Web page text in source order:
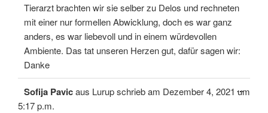
Tierarzt brachten wir sie selber zu Delos und rechneten
mit einer nur formellen Abwicklung, doch es war ganz
anders, es war liebevoll und in einem würdevollen
Ambiente. Das tat unseren Herzen gut, dafür sagen wir:
Danke
Sofija Pavicaus Lurupschrieb am Dezember 4, 2021 um
5:17 p.m.
...Diese